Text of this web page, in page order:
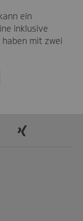
ein
inklusive
mit zwei
Xing